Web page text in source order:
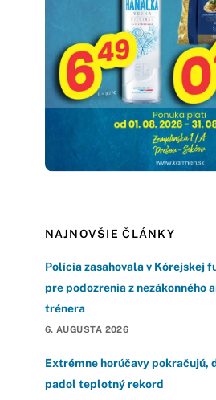
NAJNOVŠIE ČLÁNKY
Polícia zasahovala v Kórejskej
pre podozrenia z nezákonného
trénera
6. AUGUSTA 2026
Extrémne horúčavy pokračujú,
padol teplotný rekord